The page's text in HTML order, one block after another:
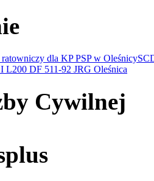
ratowniczy dla KP PSP w Oleśnicy
DF 511-92 JRG Oleśnica
Cywilnej